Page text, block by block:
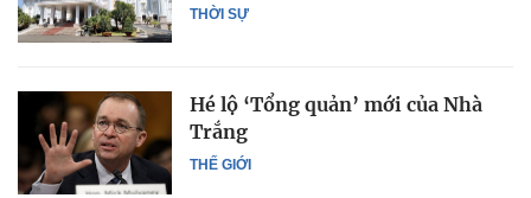
THỜI SỰ
THẾ GIỚI
Hé lộ ‘Tổng quản’ mới của Nhà
Trắng